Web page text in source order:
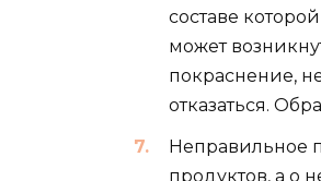
составе
может
покраснение,
отказаться.
Неправильное
продуктов, а о